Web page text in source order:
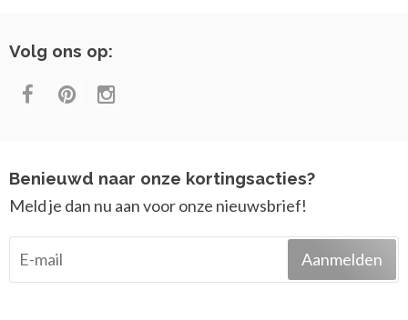
Volg ons op:
Benieuwd naar onze kortingsacties?
Meld je dan nu aan voor onze nieuwsbrief!
Aanmelden